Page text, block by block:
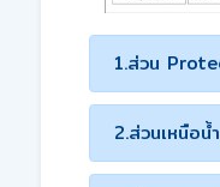
1.ส่วน
2.ส่วนเหนือน้ำ